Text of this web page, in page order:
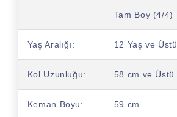
Tam Boy (4/4)
Yaş Aralığı: 12 Yaş ve Üstü
Kol Uzunluğu: 58 cm ve Üstü
Keman Boyu: 59 cm